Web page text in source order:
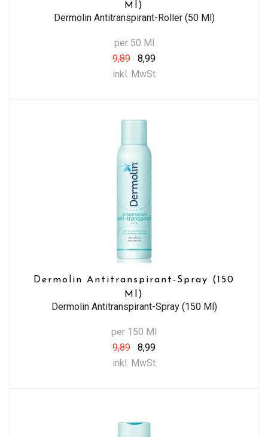
Ml)
Dermolin Antitranspirant-Roller (50 Ml)
per 50 Ml
9,89
8,99
inkl. MwSt
Dermolin Antitranspirant-Spray (150
Ml)
Dermolin Antitranspirant-Spray (150 Ml)
per 150 Ml
9,89
8,99
inkl. MwSt